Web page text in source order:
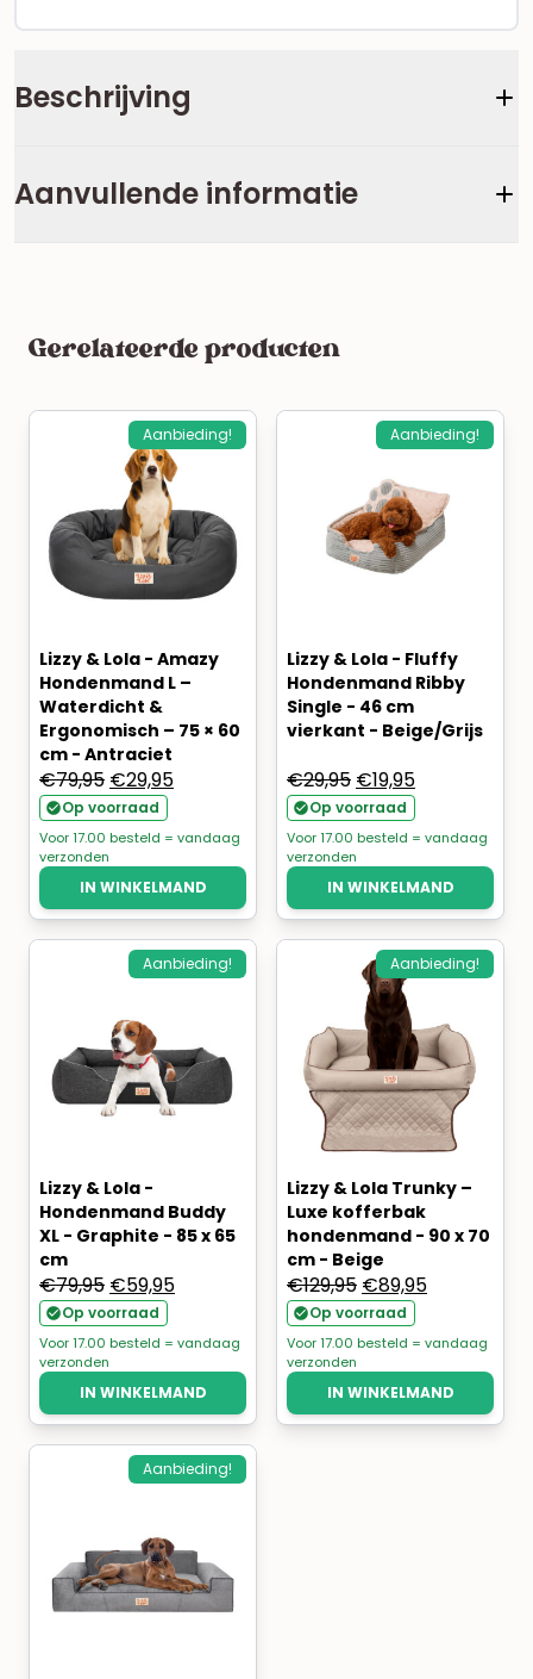
Beschrijving
Aanvullende informatie
Gerelateerde producten
Aanbieding!
Lizzy & Lola - Amazy
Hondenmand L –
Waterdicht &
Ergonomisch – 75 × 60
cm - Antraciet
€79,95 Oorspronkelijke
prijs
was:
€79,95.
€29,95Huidige
is:
€29,95.
Op voorraad
Voor 17.00 besteld = vandaag
verzonden
IN WINKELMAND
Aanbieding!
Lizzy & Lola - Fluffy
Hondenmand Ribby
Single - 46 cm
vierkant - Beige/Grijs
€29,95 Oorspronkelijke
prijs
was:
€29,95.
€19,95Huidige
prijs
is:
€19,95.
Op voorraad
Voor 17.00 besteld = vandaag
verzonden
IN WINKELMAND
Aanbieding!
Lizzy & Lola -
Hondenmand Buddy
XL - Graphite - 85 x 65
cm
€79,95 Oorspronkelijke
prijs
was:
€79,95.
€59,95Huidige
is:
€59,95.
Op voorraad
Voor 17.00 besteld = vandaag
verzonden
IN WINKELMAND
Aanbieding!
Lizzy & Lola Trunky –
Luxe kofferbak
hondenmand - 90 x 70
cm - Beige
€129,95 Oorspronkelijke
prijs
was:
€129,95.
€89,95Huidige
is:
€89,95.
Op voorraad
Voor 17.00 besteld = vandaag
verzonden
IN WINKELMAND
Aanbieding!